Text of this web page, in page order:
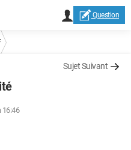
Question
Sujet Suivant
16:46